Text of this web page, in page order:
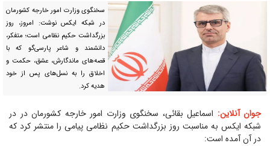
سخنگوی وزارت امور خارجه کشورمان
در شبکه ایکس نوشت: امروز، روز
بزرگداشت حکیم نظامی است؛ متفکر،
دانشمند و شاعر پارسی‌گو که با
قصه‌های ماندگارش، عشق، حکمت و
اخلاق را به نسل‌های پس از خود
هدیه کرد.
جوان آنلاین: اسماعیل بقائی، سخنگوی وزارت امور خارجه کشورمان در در
شبکه ایکس به مناسبت روز بزرگداشت حکیم نظامی پیامی را منتشر کرد که
در آن آمده است: